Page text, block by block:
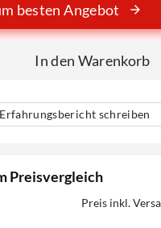
Erfahrungsbericht schreiben
besten Angebot
In den Warenkorb
Preisvergleich
Preis inkl.